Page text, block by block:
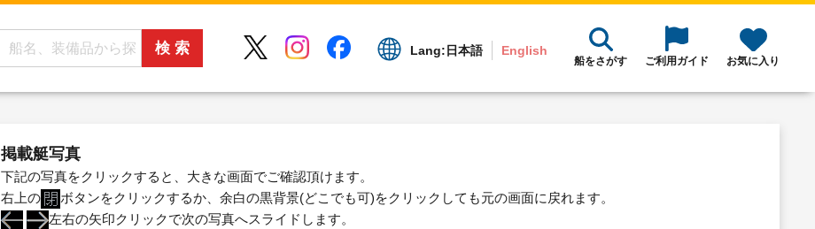
Lang: 日本語 English
船をさがす ご利用ガイド お気に入り
掲載艇写真
下記の写真をクリックすると、大きな画面でご確認頂けます。
右上の
ボタンをクリックするか、余白の黒背景(どこでも可)をクリックしても元の画面に戻れます。
左右の矢印クリックで次の写真へスライドします。